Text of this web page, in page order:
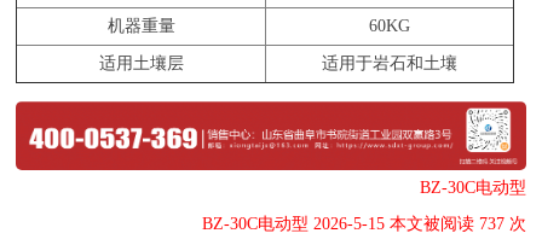
机器重量 60KG
适用土壤层 适用于岩石和土壤
BZ-30C电动型
BZ-30C电动型 2026-5-15 本文被阅读 737 次